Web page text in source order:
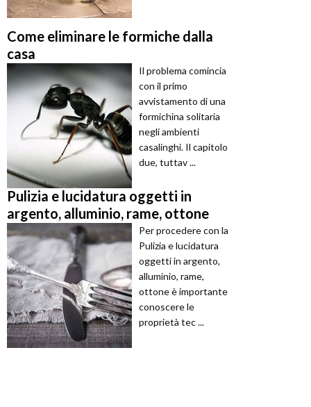
Come eliminare le formiche dalla
casa
Il problema comincia
con il primo
avvistamento di una
formichina solitaria
negli ambienti
casalinghi. Il capitolo
due, tuttav ...
Pulizia e lucidatura oggetti in
argento, alluminio, rame, ottone
Per procedere con la
Pulizia e lucidatura
oggetti in argento,
alluminio, rame,
ottone è importante
conoscere le
proprietà tec ...